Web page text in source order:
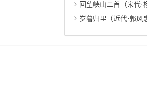
回望峡山二首（宋代·
岁暮归里（近代·郭风